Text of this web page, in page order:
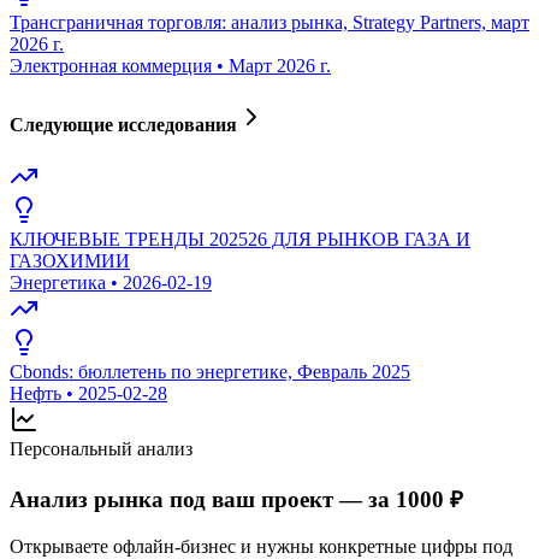
Трансграничная торговля: анализ рынка, Strategy Partners, март
2026 г.
Электронная коммерция • Март 2026 г.
Следующие исследования
КЛЮЧЕВЫЕ ТРЕНДЫ 202526 ДЛЯ РЫНКОВ ГАЗА И
ГАЗОХИМИИ
Энергетика • 2026-02-19
Cbonds: бюллетень по энергетике, Февраль 2025
Нефть • 2025-02-28
Персональный анализ
Анализ рынка под ваш проект — за 1000 ₽
Открываете офлайн-бизнес и нужны конкретные цифры под